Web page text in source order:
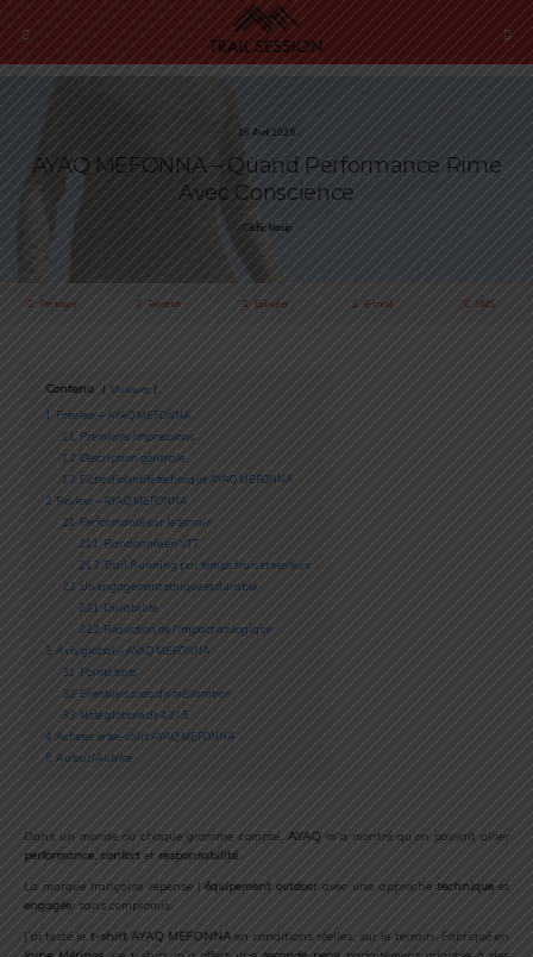
16 Avril 2025
AYAQ MEFONNA – Quand Performance Rime
Avec Conscience
Cédric Masip
Partager Tweeter Épingler E-mail SMS
Contenu Masquer
1
Preview – AYAQ MEFONNA
1.1
Premières impressions
1.2 Description générale
1.3 Fiche d’identité technique AYAQ MEFONNA
2 Review – AYAQ MEFONNA
2.1
Performance sur le terrain
2.1.1
Randonnée en VTT
2.1.2 Trail Running par temps frais et venteux
2.2 Un engagement éthique et durable
2.2.1
Durabilité
2.2.2 Réduction de l’impact écologique
3 Avis global – AYAQ MEFONNA
3.1
Points forts
3.2 Éventuels axes d’amélioration
3.3 Note globale de 4.3 / 5
4 Acheter le tee-shirt AYAQ MEFONNA
5 Auteur/Autrice
Dans un monde où chaque gramme compte, AYAQ m’a montré qu’on pouvait allier
performance, confort et responsabilité.
La marque française repense l’équipement outdoor avec une approche techniqueet
engagée, sans compromis.
J’ai testé le t-shirt AYAQ MEFONNAen conditions réelles, sur le terrain. Fabriqué en